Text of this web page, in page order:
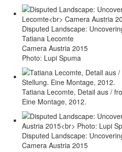
Disputed Landscape:
Tatiana Lecomte
Camera Austria 2015
Photo: Lupi Spuma
Tatiana Lecomte, Detail aus /
Eine Montage, 2012.
Disputed Landscape:
Camera Austria 2015